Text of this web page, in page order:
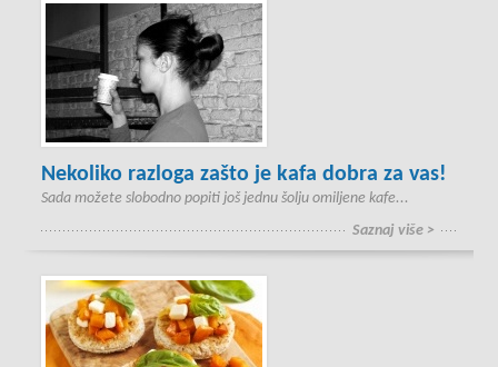
Nekoliko razloga zašto je kafa dobra za vas!
Sada možete slobodno popiti još jednu šolju omiljene kafe...
Saznaj više >